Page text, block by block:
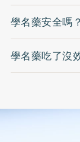
學名藥安全嗎
學名藥吃了沒